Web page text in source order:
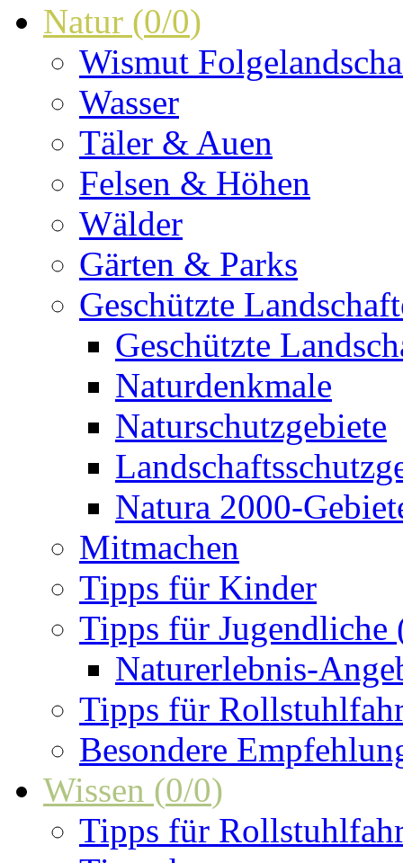
Natur (0/0)
Wismut
Wasser
Täler & Auen
Felsen & Höhen
Wälder
Gärten & Parks
Geschützte
Geschützte
Naturdenkmale
Naturschutzgebiete
Natura 2000-
Mitmachen
Tipps für Kinder
Tipps für Jugendliche
Naturerlebnis-
Tipps für
Besondere
Wissen (0/0)
Tipps für